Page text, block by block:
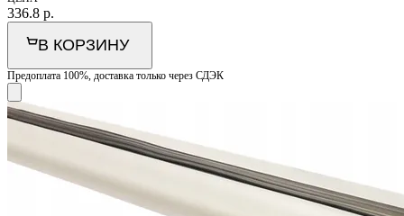
336.8 р.
В КОРЗИНУ
Предоплата 100%, доставка только через СДЭК